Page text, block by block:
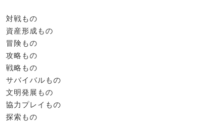
対戦もの
資産形成もの
冒険もの
攻略もの
戦略もの
サバイバルもの
文明発展もの
協力プレイもの
探索もの